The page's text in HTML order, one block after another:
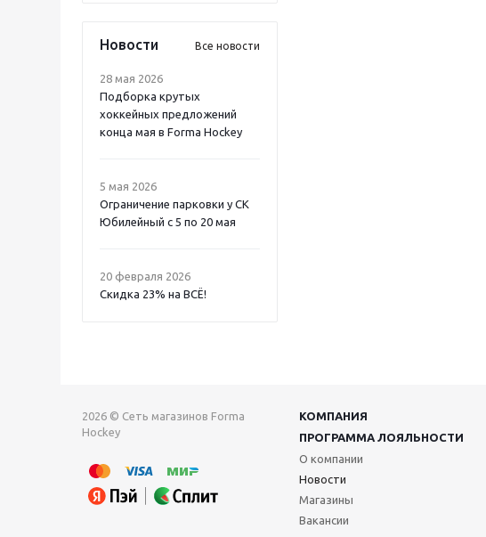
Новости Все новости
28 мая 2026
Подборка крутых
хоккейных предложений
конца мая в Forma Hockey
5 мая 2026
Ограничение парковки у СК
Юбилейный с 5 по 20 мая
20 февраля 2026
Скидка 23% на ВСË!
2026 © Сеть магазинов Forma
Hockey
КОМПАНИЯ
ПРОГРАММА ЛОЯЛЬНОСТИ
О компании
Новости
Магазины
Вакансии